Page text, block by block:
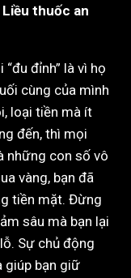
thuốc an
đỉnh” là vì họ
cùng của mình
loại tiền mà ít
đến, thì mọi
những con số vô
vàng, bạn đã
tiền mặt. Đừng
sâu mà bạn lại
Sự chủ động
giúp bạn giữ